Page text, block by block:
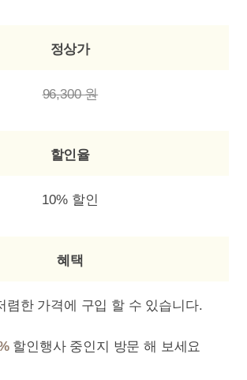
정상가
96,300 원
할인율
10% 할인
혜택
렴한 가격에 구입 할 수 있습니다.
할인행사 중인지 방문 해 보세요